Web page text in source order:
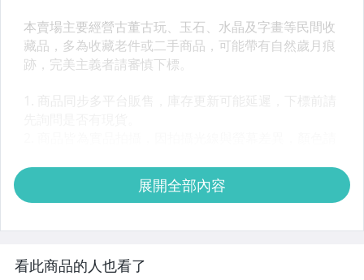
展開全部內容
看此商品的人也看了